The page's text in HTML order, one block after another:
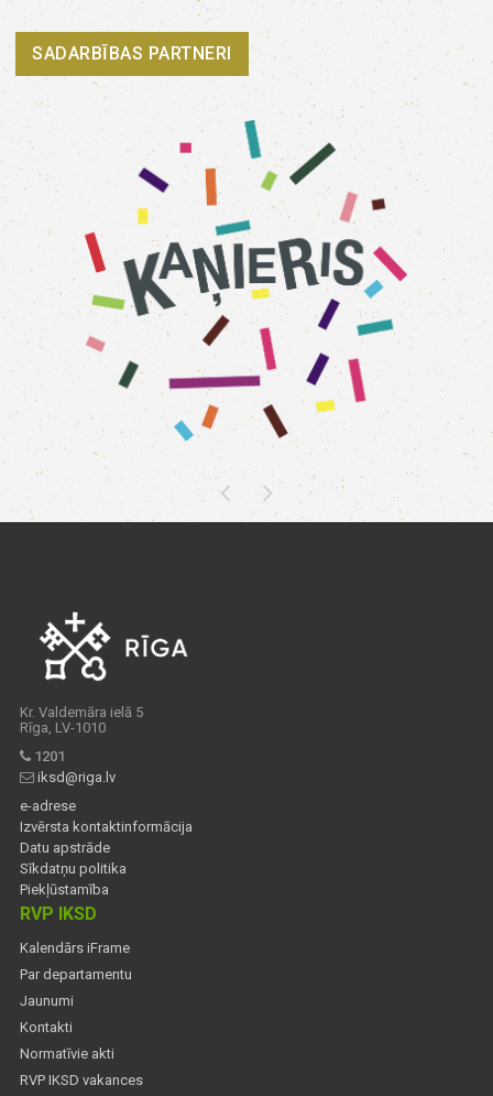
SADARBĪBAS PARTNERI
Kr. Valdemāra ielā 5
Rīga, LV-1010
1201
iksd@riga.lv
e-adrese
Izvērsta kontaktinformācija
Datu apstrāde
Sīkdatņu politika
Piekļūstamība
RVP IKSD
Kalendārs iFrame
Par departamentu
Jaunumi
Kontakti
Normatīvie akti
RVP IKSD vakances